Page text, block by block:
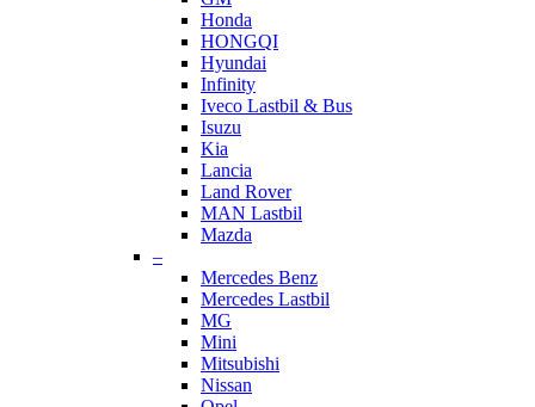
Honda
HONGQI
Hyundai
Infinity
Iveco Lastbil & Bus
Isuzu
Kia
Lancia
Land Rover
MAN Lastbil
Mazda
–
Mercedes Benz
Mercedes Lastbil
MG
Mini
Mitsubishi
Nissan